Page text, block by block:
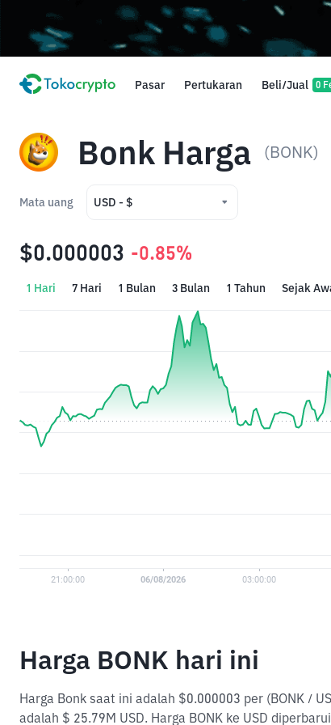
Pasar Pertukaran Beli/Jual 0
Bonk Harga (BONK)
Mata uang USD - $
IDR - Rp
$0.000003 -0.85%
1 Hari 7 Hari 1 Bulan 3 Bulan 1 Tahun Sejak
Harga BONK hari ini
Harga Bonk saat ini adalah $0.000003 per (BONK /
adalah $ 25.79M USD. Harga BONK ke USD